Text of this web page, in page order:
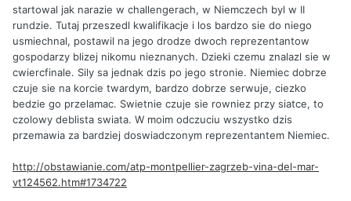
startowal jak narazie w challengerach, w Niemczech byl w II
rundzie. Tutaj przeszedl kwalifikacje i los bardzo sie do niego
usmiechnal, postawil na jego drodze dwoch reprezentantow
gospodarzy blizej nikomu nieznanych. Dzieki czemu znalazl sie w
cwiercfinale. Sily sa jednak dzis po jego stronie. Niemiec dobrze
czuje sie na korcie twardym, bardzo dobrze serwuje, ciezko
bedzie go przelamac. Swietnie czuje sie rowniez przy siatce, to
czolowy deblista swiata. W moim odczuciu wszystko dzis
przemawia za bardziej doswiadczonym reprezentantem Niemiec.
http://obstawianie.com/atp-montpellier-zagrzeb-vina-del-mar-
vt124562.htm#1734722